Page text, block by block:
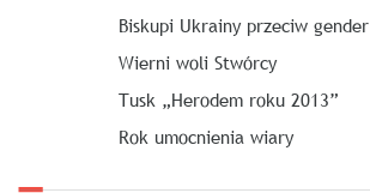
Biskupi Ukrainy przeciw gender
Wierni woli Stwórcy
Tusk „Herodem roku 2013”
Rok umocnienia wiary